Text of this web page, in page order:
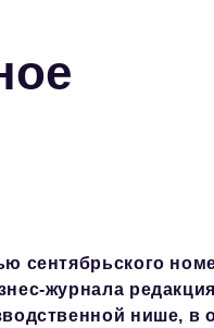
сентябрьского
журнала
нише, в